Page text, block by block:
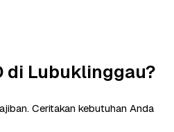
di Lubuklinggau?
Ceritakan kebutuhan Anda